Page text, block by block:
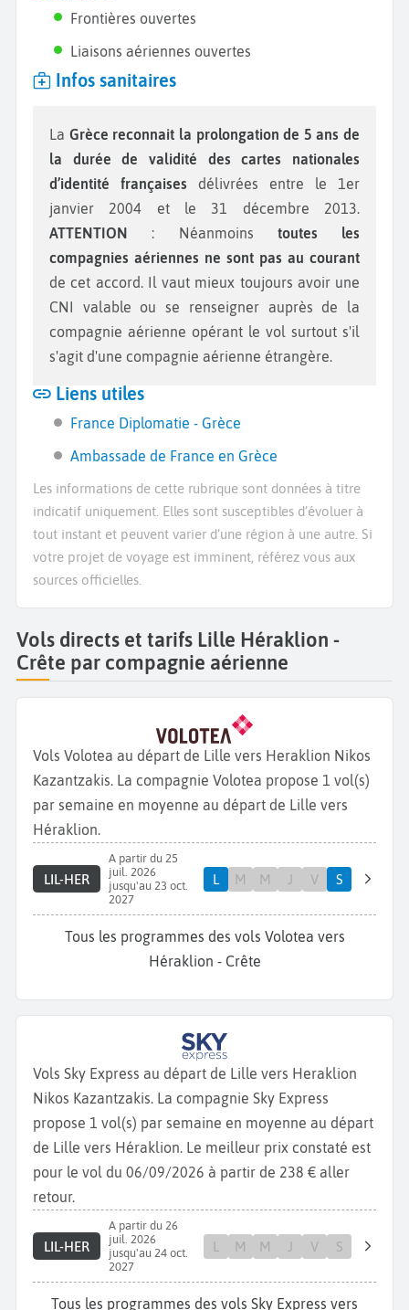
Frontières ouvertes
Liaisons aériennes ouvertes
Infos sanitaires
La Grèce reconnait la prolongation de 5 ans de
la durée de validité des cartes nationales
d’identité françaises délivrées entre le 1er
janvier 2004 et le 31 décembre 2013.
ATTENTION : Néanmoins toutes les
compagnies aériennes ne sont pas au courant
de cet accord. Il vaut mieux toujours avoir une
CNI valable ou se renseigner auprès de la
compagnie aérienne opérant le vol surtout s'il
s'agit d'une compagnie aérienne étrangère.
Liens utiles
France Diplomatie - Grèce
Ambassade de France en Grèce
Les informations de cette rubrique sont données à titre
indicatif uniquement. Elles sont susceptibles d’évoluer à
tout instant et peuvent varier d’une région à une autre. Si
votre projet de voyage est imminent, référez vous aux
sources officielles.
Vols directs et tarifs Lille Héraklion -
Crête par compagnie aérienne
Vols Volotea au départ de Lille vers Heraklion Nikos
Kazantzakis. La compagnie Volotea propose 1 vol(s)
par semaine en moyenne au départ de Lille vers
Héraklion.
LIL-HER
A partir du 25
juil. 2026
jusqu'au 23 oct.
2027
L M M J V S
Tous les programmes des vols Volotea vers
Héraklion - Crête
Vols Sky Express au départ de Lille vers Heraklion
Nikos Kazantzakis. La compagnie Sky Express
propose 1 vol(s) par semaine en moyenne au départ
de Lille vers Héraklion. Le meilleur prix constaté est
pour le vol du 06/09/2026 à partir de 238 € aller
retour.
LIL-HER
A partir du 26
juil. 2026
jusqu'au 24 oct.
2027
L M M J V S
Tous les programmes des vols Sky Express vers